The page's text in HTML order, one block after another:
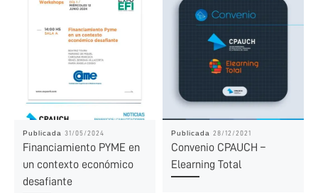
Publicada 31/05/2024
Financiamiento PYME en
un contexto económico
desafiante
Publicada 28/12/2021
Convenio CPAUCH –
Elearning Total